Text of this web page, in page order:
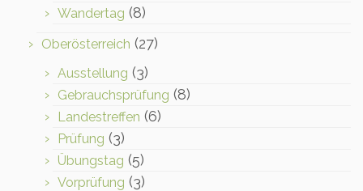
Wandertag (8)
Oberösterreich (27)
Ausstellung (3)
Gebrauchsprüfung (8)
Landestreffen (6)
Prüfung (3)
Übungstag (5)
Vorprüfung (3)